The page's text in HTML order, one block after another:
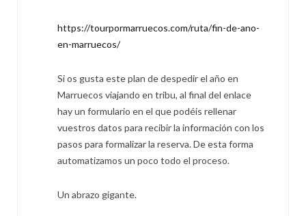
https://tourpormarruecos.com/ruta/fin-de-ano-
en-marruecos/
Si os gusta este plan de despedir el año en
Marruecos viajando en tribu, al final del enlace
hay un formulario en el que podéis rellenar
vuestros datos para recibir la información con los
pasos para formalizar la reserva. De esta forma
automatizamos un poco todo el proceso.
Un abrazo gigante.